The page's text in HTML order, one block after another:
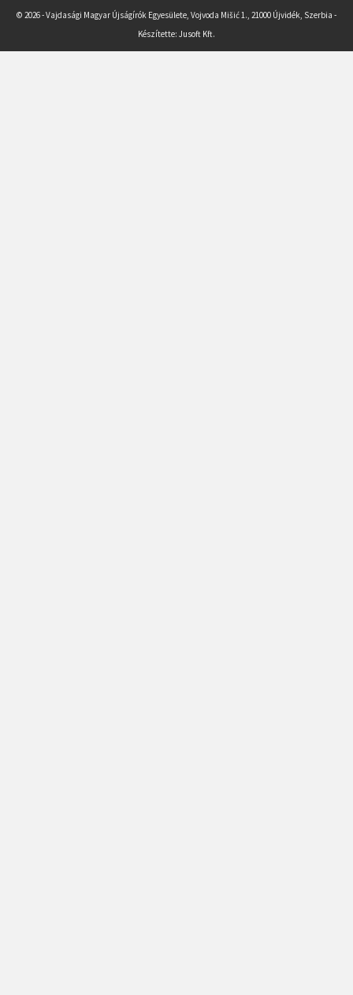
© 2026 - Vajdasági Magyar Újságírók Egyesülete, Vojvoda Mišić 1., 21000 Újvidék, Szerbia -
Készítette: Jusoft Kft.